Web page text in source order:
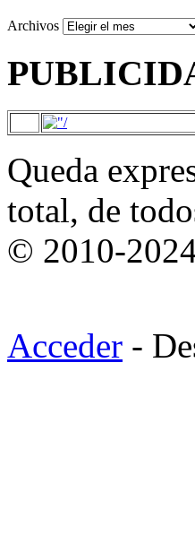
Archivos
Queda
total, de
© 2010-
Acceder -